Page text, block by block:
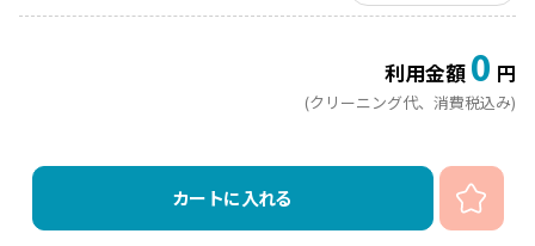
利用金額 0 円
(クリーニング代、消費税込み)
カートに入れる